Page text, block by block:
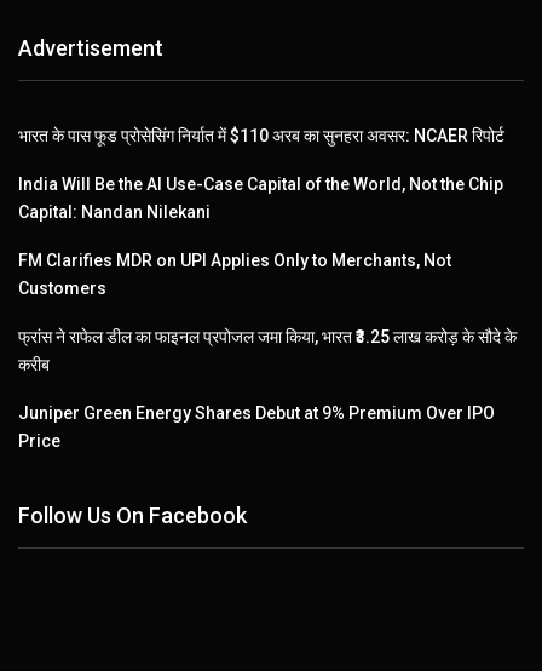
Advertisement
भारत के पास फूड प्रोसेसिंग निर्यात में $110 अरब का सुनहरा अवसर: NCAER रिपोर्ट
India Will Be the AI Use-Case Capital of the World, Not the Chip
Capital: Nandan Nilekani
FM Clarifies MDR on UPI Applies Only to Merchants, Not
Customers
फ्रांस ने राफेल डील का फाइनल प्रपोजल जमा किया, भारत ₹3.25 लाख करोड़ के सौदे के
करीब
Juniper Green Energy Shares Debut at 9% Premium Over IPO
Price
Follow Us On Facebook